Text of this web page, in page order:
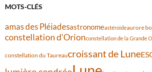
MOTS-CLÉS
amas des Pléiadesastronomeastéroïdeaurore
constellation d'Orionconstellation de la Grande
constellation du Taureaucroissant de Lune